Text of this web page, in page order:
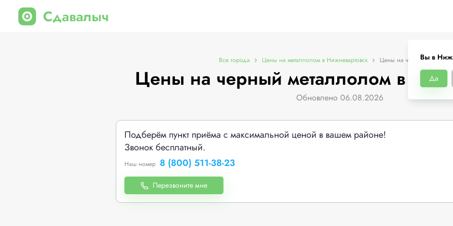
Вы в
Да
Все города Цены на металлолом в Нижневартовск Цены на черный
Цены на черный металлолом в
Обновлено 06.08.2026
Подберём пункт приёма с максимальной ценой в вашем районе!
Звонок бесплатный.
Наш номер 8 (800) 511-38-23
Перезвоните мне